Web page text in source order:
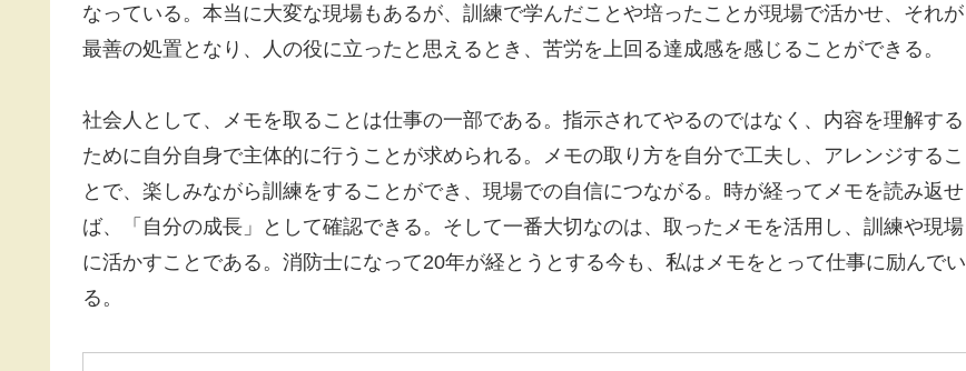
なっている。本当に大変な現場もあるが、訓練で学んだことや培ったことが現場で活かせ、それが
最善の処置となり、人の役に立ったと思えるとき、苦労を上回る達成感を感じることができる。
社会人として、メモを取ることは仕事の一部である。指示されてやるのではなく、内容を理解する
ために自分自身で主体的に行うことが求められる。メモの取り方を自分で工夫し、アレンジするこ
とで、楽しみながら訓練をすることができ、現場での自信につながる。時が経ってメモを読み返せ
ば、「自分の成長」として確認できる。そして一番大切なのは、取ったメモを活用し、訓練や現場
に活かすことである。消防士になって20年が経とうとする今も、私はメモをとって仕事に励んでい
る。